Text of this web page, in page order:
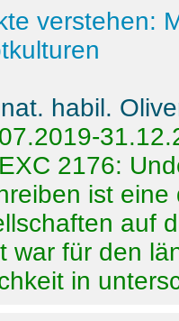
verstehen:
habil.
2176:
ist
auf
war für den
in